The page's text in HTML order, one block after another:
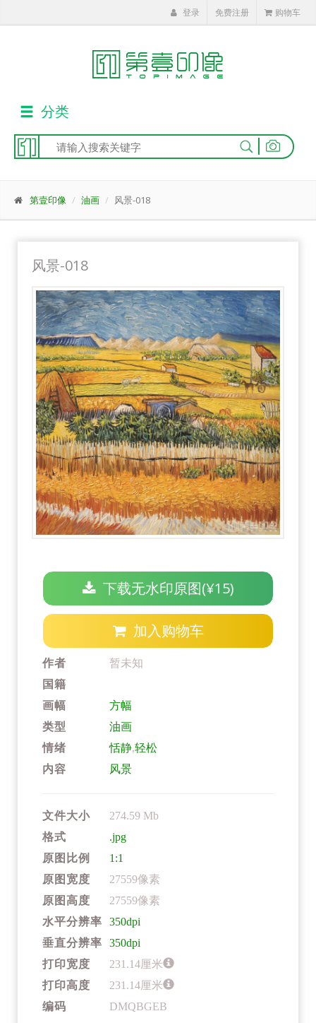
登录 免费注册 购物车
分类
|
第壹印像 油画 风景-018
风景-018
下载无水印原图(¥15)
加入购物车
作者
暂未知
国籍
画幅
方幅
类型
油画
情绪
恬静,轻松
内容
风景
文件大小
274.59 Mb
格式
.jpg
原图比例
1:1
原图宽度
27559像素
原图高度
27559像素
水平分辨率
350dpi
垂直分辨率
350dpi
打印宽度
231.14厘米
打印高度
231.14厘米
编码
DMQBGEB